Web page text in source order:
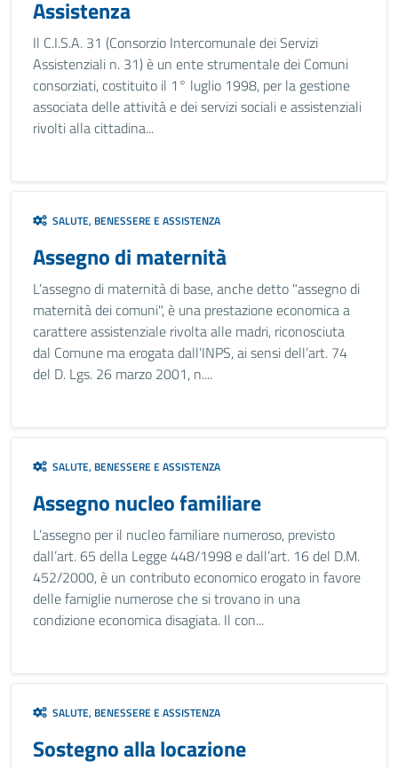
Assistenza
Il C.I.S.A. 31 (Consorzio Intercomunale dei Servizi
Assistenziali n. 31) è un ente strumentale dei Comuni
consorziati, costituito il 1° luglio 1998, per la gestione
associata delle attività e dei servizi sociali e assistenziali
rivolti alla cittadina...
SALUTE, BENESSERE E ASSISTENZA
Assegno di maternità
L’assegno di maternità di base, anche detto "assegno di
maternità dei comuni", è una prestazione economica a
carattere assistenziale rivolta alle madri, riconosciuta
dal Comune ma erogata dall’INPS, ai sensi dell’art. 74
del D. Lgs. 26 marzo 2001, n....
SALUTE, BENESSERE E ASSISTENZA
Assegno nucleo familiare
L’assegno per il nucleo familiare numeroso, previsto
dall’art. 65 della Legge 448/1998 e dall’art. 16 del D.M.
452/2000, è un contributo economico erogato in favore
delle famiglie numerose che si trovano in una
condizione economica disagiata. Il con...
SALUTE, BENESSERE E ASSISTENZA
Sostegno alla locazione